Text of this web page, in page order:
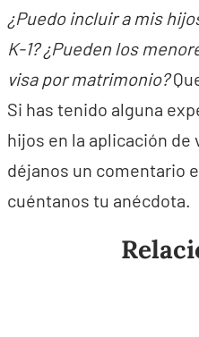
¿Puedo incluir a mis
K-1? ¿Pueden los
visa por matrimonio?
Si has tenido alguna
hijos en la aplicación
déjanos un comentario
cuéntanos tu anécdota.